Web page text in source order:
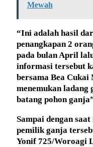
Mewah
“Ini adalah hasil
penangkapan 2
pada bulan April
informasi tersebut
bersama Bea
menemukan ladang
batang pohon
Sampai dengan
pemilik ganja
Yonif 725/Woroagi